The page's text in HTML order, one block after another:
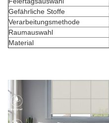
Gefährliche Stoffe
Verarbeitungsmethode
Raumauswahl
Material